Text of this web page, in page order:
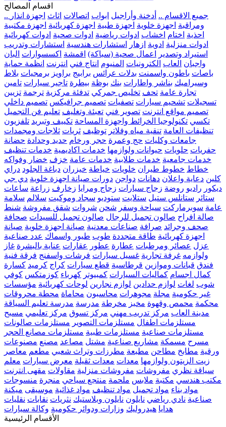
اقسام المصالح
.. جميع الاقسام .. أدخنة وأراجيل ابواب اتصالات اثاث اجهزة انذار
ومراقبة اجهزة خلوية اجهزة طبية اجهزة كهربائية اجهزة مكتبية
احذية اختام اخشاب ادوات رياضية ادوات صحية ادوات كهربائية
ادوات منزلية ادوية ازهار استشارات هندسية استشارات وتدريب
استيراد وتصدير
اعمال صحية (سباكة) اقمشة اكسسوارات البان
واجبان العاب الكترونيات المنيوم انتاج فني انترنت انظمة حماية
باصات باطون واسمنت بدلات عرائس برابيج براويز برمجيات بلاط
وسيراميك بناشر واطارات بنك بوظة بيطرة تاجير سيارات تامين
تجارة عامة تحف تخليص جمركي تدفئة مركزية ترجمة تزيين
تسجيلات تشحيم سيارات تصفيات تصميم جرافيكس تصميم داخلي
تصميم مواقع انترنت تصوير فني تعبئة وتغليف تعليم فن التجميل
تكسي تكنولوجيا الخرائط واجهزة المساحة تكييف وتبريد تلفزيون
تنظيفات العامة تنقية مياه وفلاتر توظيف ثريات ثلاجات ومجمدات
جامعات وكليات حج وعمرة حجر ورخام حديد وحدادة حضانة
حفريات حلويات حيوانات ولوازمها خدمات اكاديمية خدمات تنظيف
خدمات جامعية خدمات طلابية خدمات عامة خزف خضار وفواكه
خطاط خطوط طيران خلويات خياطة خيزران دباغة الجلود دراي
كلين دعاية واعلان دهانات دواجن دورات صيانة اجهزة خلوية دي جي
ديكور راديو روضة زجاج سيارات زجاج ومرايا زخارف زراعة ساعات
ستائر ستانلس ستيل ستلايت ستوديو سجاد وموكيت سلالم سلامة
عامة سوبرماركت سياحة وسفر شحن شروات شقق مفروشة شنط
صالة افراح صالون تجميل للرجال صالون تجميل للسيدات صحافة
صحف وجرائد صرافة صناعات معدنية صيانة اجهزة خلوية صيانة
اجهزة كهربائية طاقة متجددة طوب طيور واسماك عدد صناعية
عزل عصائر ومرطبات عطارة عطور عقارات عناية بالبشرة غاز
ولوازمه غرفة تجارية غسيل سيارات فرشات واسفنج فرقة فنية
فندق قبانات وموازين قرطاسية قطع سيارات كراج كرميد كسارة
كمال اجسام كماليات السيارات كمبيوتر كهرباء كوزمتكس كوفي
شوب لغات لوازم حدادين لوازم نجارين لوحات كهربائية مؤسسات
غير حكومية مجلة مجوهرات محاسبون محاماة محطة محروقات
محكمة محمص وقهوة مخبز مخرطة مدرسة مدرسة تعليم السياقة
مدينة العاب مركز تدريب مهني مركز تسوق مركز تعليمي مسبح
مستلزمات اطفال مستلزمات التصوير مستلزمات صالونات
مستلزمات صناعية مستلزمات طبية مستلزمات مصانع الحجر
مسرح مسمكة مشاريع صناعية مشتل مصاعد مصنع مصنوعات
ورقية مطابخ مطاحن مطبعة مطرزات وتراث شعبي مطعم معاصر
زيت الزيتون ولوازمها معدات معدات ثقيلة معرض سيارات معلم
سياقة نظري مفروشات مفروشات منزلية مقاولات مقهى انترنت
مكتب هندسي مكتبة ملابس ملحمة منتجع سياحي منجرة منسوجات
مواد بناء مواد تجميل مواد تنظيف مواد غذائية موسيقى ميكنة
صناعية نادي رياضي نايلون نايلون وبلاستيك نثريات نقابات نقليات
هدايا هيدروليك وزارات ودوائر حكومية وكالة سيارات
الأقسام الرئيسية